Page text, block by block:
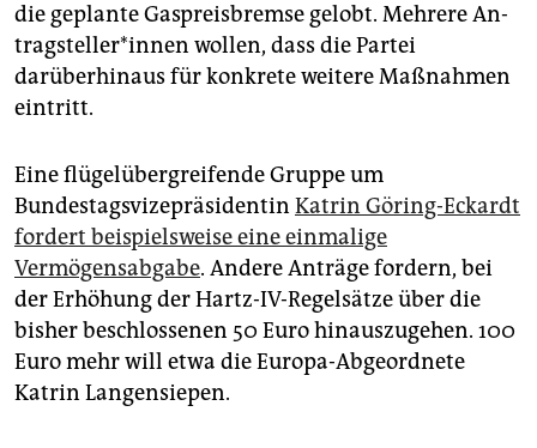
die geplante Gaspreisbremse gelobt. Mehrere An­
trag­stel­le­r*in­nen wollen, dass die Partei
darüberhinaus für konkrete weitere Maßnahmen
eintritt.
Eine flügelübergreifende Gruppe um
Bundestagsvizepräsidentin Katrin Göring-Eckardt
fordert beispielsweise eine einmalige
Vermögensabgabe. Andere Anträge fordern, bei
der Erhöhung der Hartz-IV-Regelsätze über die
bisher beschlossenen 50 Euro hinauszugehen. 100
Euro mehr will etwa die Europa-Abgeordnete
Katrin Langensiepen.